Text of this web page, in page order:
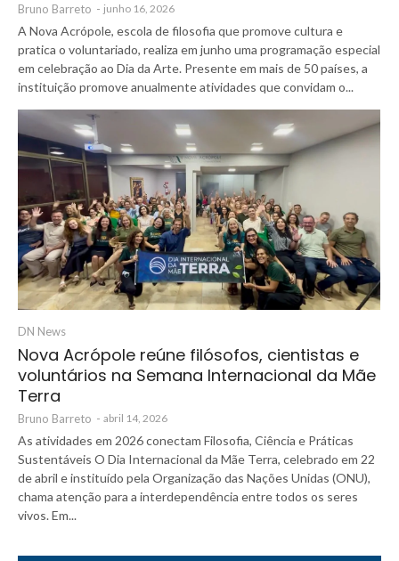
Bruno Barreto - junho 16, 2026
A Nova Acrópole, escola de filosofia que promove cultura e
pratica o voluntariado, realiza em junho uma programação especial
em celebração ao Dia da Arte. Presente em mais de 50 países, a
instituição promove anualmente atividades que convidam o...
DN News
Nova Acrópole reúne filósofos, cientistas e
voluntários na Semana Internacional da Mãe
Terra
Bruno Barreto - abril 14, 2026
As atividades em 2026 conectam Filosofia, Ciência e Práticas
Sustentáveis O Dia Internacional da Mãe Terra, celebrado em 22
de abril e instituído pela Organização das Nações Unidas (ONU),
chama atenção para a interdependência entre todos os seres
vivos. Em...